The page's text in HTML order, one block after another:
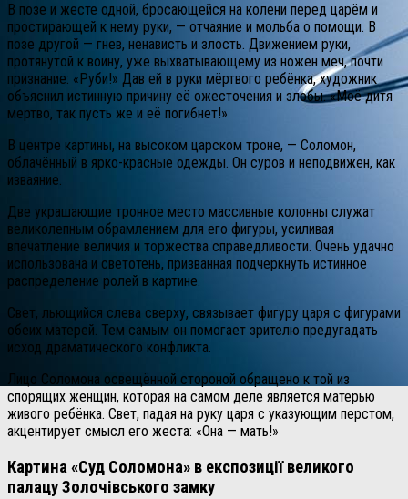
В позе и жесте одной, бросающейся на колени перед царём и
простирающей к нему руки, — отчаяние и мольба о помощи. В
позе другой — гнев, ненависть и злость. Движением руки,
протянутой к воину, уже выхватывающему из ножен меч, почти
признание: «Руби!» Дав ей в руки мёртвого ребёнка, художник
объяснил истинную причину её ожесточения и злобы. «Моё дитя
мертво, так пусть же и её погибнет!»
В центре картины, на высоком царском троне, — Соломон,
облачённый в ярко-красные одежды. Он суров и неподвижен, как
изваяние.
Две украшающие тронное место массивные колонны служат
великолепным обрамлением для его фигуры, усиливая
впечатление величия и торжества справедливости. Очень удачно
использована и светотень, призванная подчеркнуть истинное
распределение ролей в картине.
Свет, льющийся слева сверху, связывает фигуру царя с фигурами
обеих матерей. Тем самым он помогает зрителю предугадать
исход драматического конфликта.
Лицо Соломона освещённой стороной обращено к той из
спорящих женщин, которая на самом деле является матерью
живого ребёнка. Свет, падая на руку царя с указующим перстом,
акцентирует смысл его жеста: «Она — мать!»
Картина «Суд Соломона» в експозиції великого
палацу Золочівського замку